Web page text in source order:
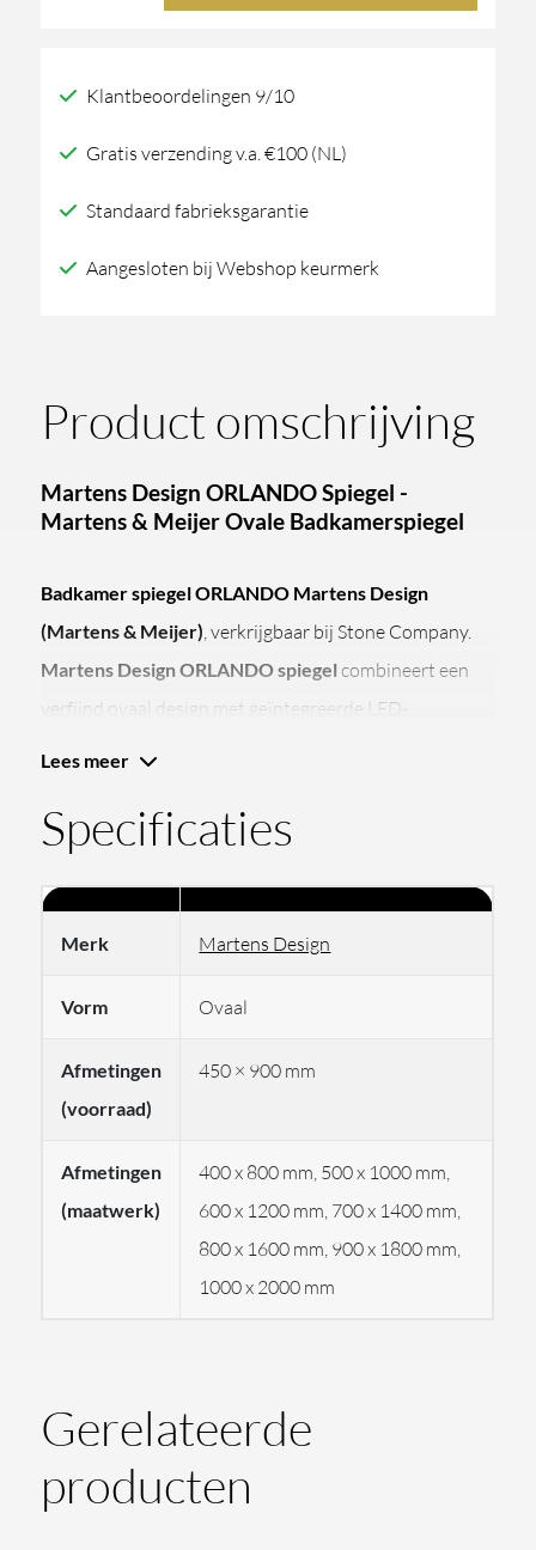
Klantbeoordelingen 9/10
Gratis verzending v.a. €100 (NL)
Standaard fabrieksgarantie
Aangesloten bij Webshop keurmerk
Product omschrijving
Martens Design ORLANDO Spiegel -
Martens & Meijer Ovale Badkamerspiegel
Badkamer spiegel ORLANDO Martens Design
(Martens & Meijer), verkrijgbaar bij Stone Company.
Martens Design ORLANDO spiegel combineert een
verfijnd ovaal design met geïntegreerde LED-
Belangrijke eigenschappen &
Specificaties van de Martens Design
Merk: Martens Design (Martens & Meijer)
Producttype: Badkamer spiegel met verlichting
Artikelcode:
Spiegelverwarming:Geïntegreerde
Montage: Wandmontage
Lees meer
Specificaties
Merk Martens Design
Vorm Ovaal
Afmetingen
(voorraad)
450 × 900 mm
Afmetingen
(maatwerk)
400 x 800 mm, 500 x 1000 mm,
600 x 1200 mm, 700 x 1400 mm,
800 x 1600 mm, 900 x 1800 mm,
1000 x 2000 mm
Gerelateerde
producten